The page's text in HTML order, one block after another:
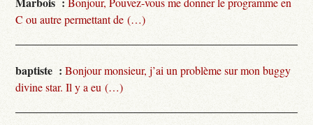
C ou autre permettant de (…)
baptiste : Bonjour monsieur, j’ai un problème sur mon buggy
divine star. Il y a eu (…)